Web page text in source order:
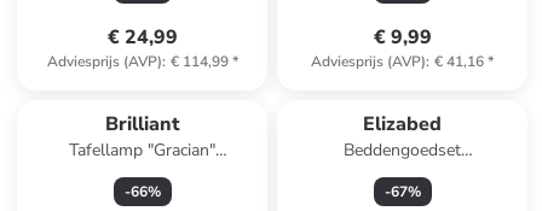
€ 24,99
Adviesprijs (AVP): € 114,99*
€ 9,99
Adviesprijs (AVP): € 41,16*
Brilliant
Tafellamp "Gracian"
goudkleurig - (H)28 x Ø 13
cm
-66%
Elizabed
Beddengoedset
wit/lichtroze/meerkleurig
-67%